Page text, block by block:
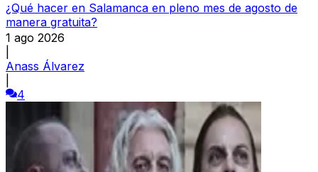
¿Qué hacer en Salamanca en pleno mes de agosto de
manera gratuita?
1 ago 2026
Anass Álvarez
4